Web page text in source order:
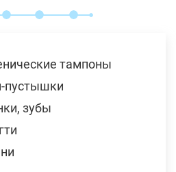
тампоны
пустышки
зубы